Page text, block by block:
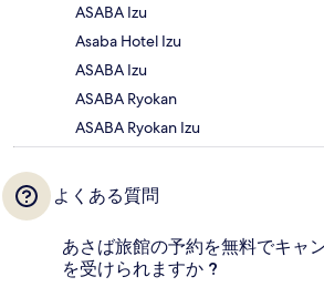
ASABA Izu
Asaba Hotel Izu
ASABA Izu
ASABA Ryokan
ASABA Ryokan Izu
よくある質問
あさば旅館の予約を無料でキャ
を受けられますか ?